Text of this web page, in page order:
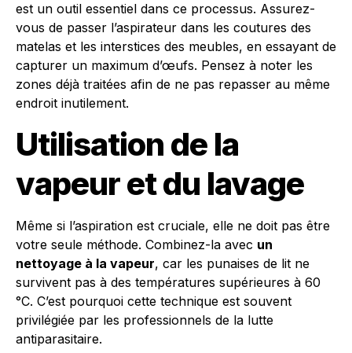
est un outil essentiel dans ce processus. Assurez-
vous de passer l’aspirateur dans les coutures des
matelas et les interstices des meubles, en essayant de
capturer un maximum d’œufs. Pensez à noter les
zones déjà traitées afin de ne pas repasser au même
endroit inutilement.
Utilisation de la
vapeur et du lavage
Même si l’aspiration est cruciale, elle ne doit pas être
votre seule méthode. Combinez-la avec un
nettoyage à la vapeur, car les punaises de lit ne
survivent pas à des températures supérieures à 60
°C. C’est pourquoi cette technique est souvent
privilégiée par les professionnels de la lutte
antiparasitaire.